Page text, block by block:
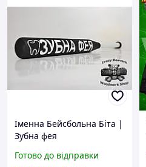
Іменна Бейсбольна Біта |
Зубна фея
Готово до відправки